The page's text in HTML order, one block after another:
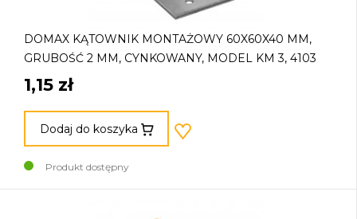
DOMAX KĄTOWNIK MONTAŻOWY 60X60X40 MM,
GRUBOŚĆ 2 MM, CYNKOWANY, MODEL KM 3, 4103
1,15 zł
Dodaj do koszyka
Produkt dostępny